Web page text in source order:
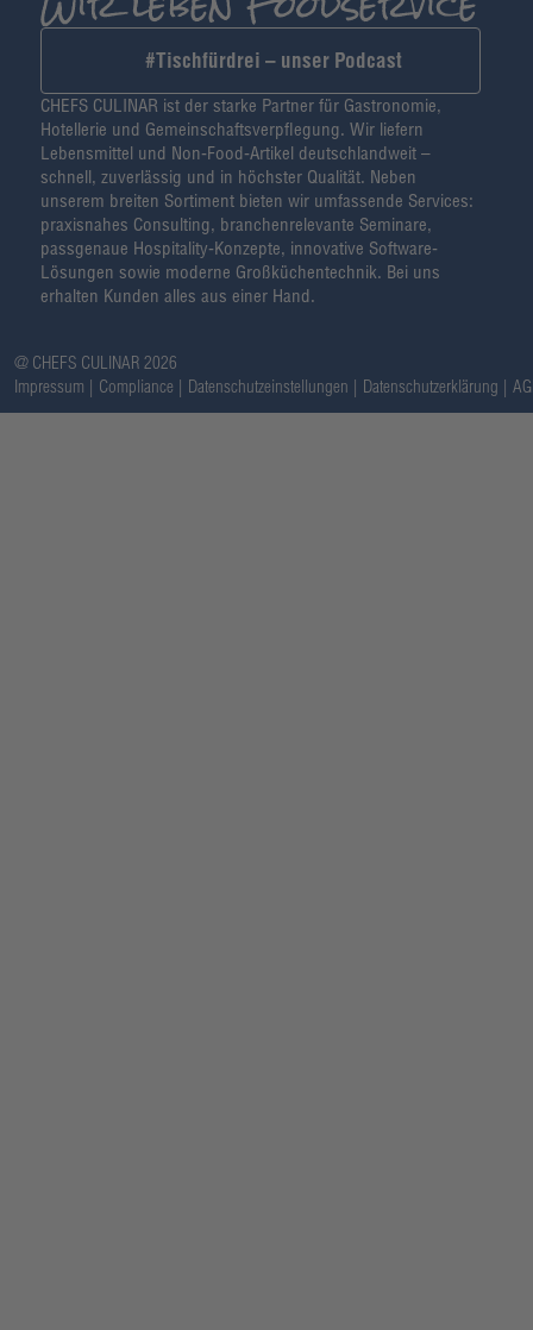
#Tischfürdrei – unser Podcast
CHEFS CULINAR ist der starke Partner für Gastronomie,
Hotellerie und Gemeinschaftsverpflegung. Wir liefern
Lebensmittel und Non-Food-Artikel deutschlandweit –
schnell, zuverlässig und in höchster Qualität. Neben
unserem breiten Sortiment bieten wir umfassende Services:
praxisnahes Consulting, branchenrelevante Seminare,
passgenaue Hospitality-Konzepte, innovative Software-
Lösungen sowie moderne Großküchentechnik. Bei uns
erhalten Kunden alles aus einer Hand.
@ CHEFS CULINAR 2026
Impressum
Compliance Datenschutzeinstellungen Datenschutzerklärung